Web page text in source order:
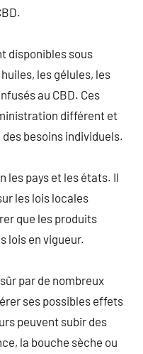
disponibles sous
les gélules, les
au CBD. Ces
différent et
besoins individuels.
les pays et les états. Il
les lois locales
que les produits
lois en vigueur.
par de nombreux
ses possibles effets
peuvent subir des
la bouche sèche ou